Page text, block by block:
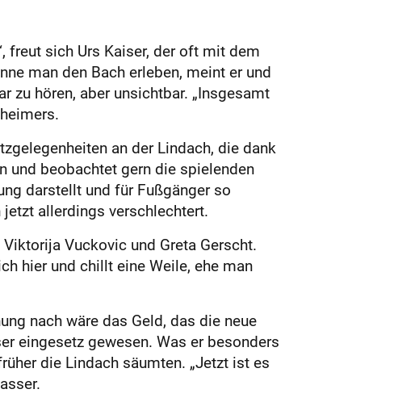
freut sich Urs Kaiser, der oft mit dem
man den Bach erleben, meint er und
zu hören, aber unsichtbar. „Insgesamt
an der Lindach, die dank
und beobachtet gern die spielenden
darstellt und für Fußgänger so
jetzt allerdings verschlechtert.
Vuckovic und Greta Gerscht.
hier und chillt eine Weile, ehe man
nach wäre das Geld, das die neue
eingesetz gewesen. Was er besonders
die Lindach säumten. „Jetzt ist es